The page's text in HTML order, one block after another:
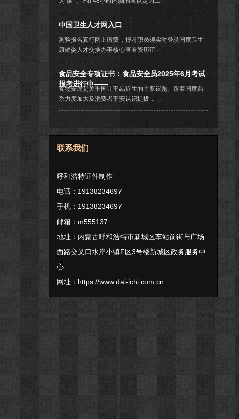
中国卫生人才网入口
测验报名真行网上缴费，报考职员须实时登录国度卫生
康健委人才交换办事核心查看资历审···
食品安全专项证书：食品安全员2025年6月考试
报考进行中——
食物安满是关乎国计平易近生的主要议题。跟着国度羁
系力度加大及消费者平安认识提拔，···
联系我们
呼和浩特证件制作
电话：19138234697
手机：19138234697
邮箱：m555137
地址：内蒙古呼和浩特市新城区车站前街与广场
西路交叉口水岸小镇F区3号楼新城区政务服务中
心
网址： https://www.dai-ichi.com.cn